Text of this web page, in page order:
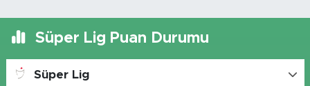
Süper Lig Puan Durumu
Süper Lig